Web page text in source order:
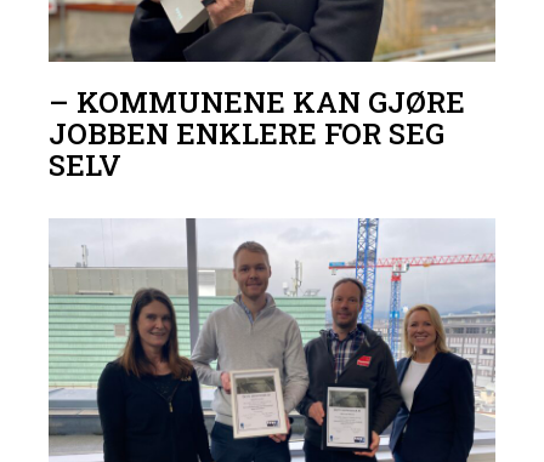
– KOMMUNENE KAN GJØRE
JOBBEN ENKLERE FOR SEG
SELV